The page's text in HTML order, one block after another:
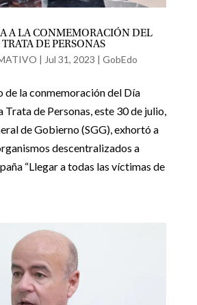
A LA CONMEMORACIÓN DEL
DE PERSONAS
| Jul 31, 2023 | GobEdo
de la conmemoración del Día
de Personas, este 30 de julio,
de Gobierno (SGG), exhortó a
descentralizados a
“Llegar a todas las víctimas de